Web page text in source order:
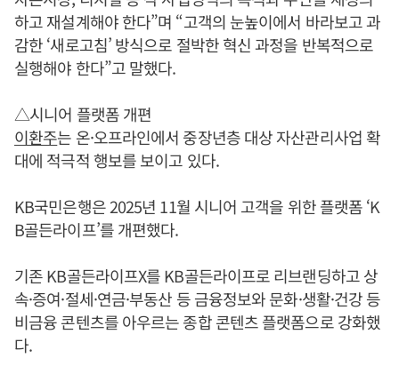
하고 재설계해야 한다”며 “고객의 눈높이에서 바라보고 과
감한 ‘새로고침’ 방식으로 절박한 혁신 과정을 반복적으로
실행해야 한다”고 말했다.
△시니어 플랫폼 개편
이환주는 온·오프라인에서 중장년층 대상 자산관리사업 확
대에 적극적 행보를 보이고 있다.
KB국민은행은 2025년 11월 시니어 고객을 위한 플랫폼 ‘K
B골든라이프’를 개편했다.
기존 KB골든라이프X를 KB골든라이프로 리브랜딩하고 상
속·증여·절세·연금·부동산 등 금융정보와 문화·생활·건강 등
비금융 콘텐츠를 아우르는 종합 콘텐츠 플랫폼으로 강화했
다.